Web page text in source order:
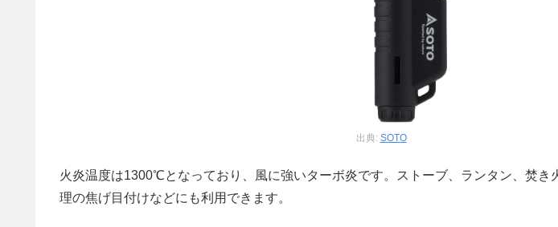
出典: SOTO
火炎温度は1300℃となっており、風に強いターボ炎です。ストーブ、ランタン、焚き
理の焦げ目付けなどにも利用できます。